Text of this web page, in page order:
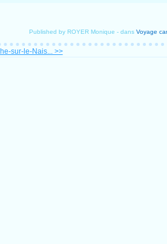
Published by ROYER Monique -dans Voyage
sur-le-Nais... >>